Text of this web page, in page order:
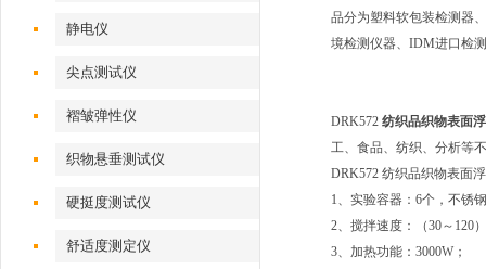
静电仪
尖点测试仪
褶皱弹性仪
织物悬垂测试仪
硬挺度测试仪
舒适度测定仪
品分为塑料软包装检测器
境检测仪器、IDM进口检
DRK572 纺织品织物表面
工、食品、纺织、分析等
DRK572 纺织品织物表面
1、实验容器：6个，不锈
2、搅拌速度：（30～120
3、加热功能：3000W；